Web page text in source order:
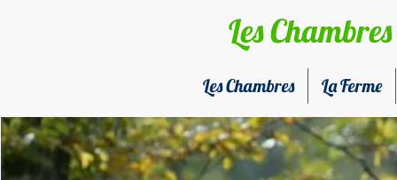
Les
Les Chambres La Ferme